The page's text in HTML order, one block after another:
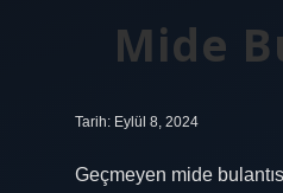
Mide
Tarih: Eylül 8, 2024
Geçmeyen mide